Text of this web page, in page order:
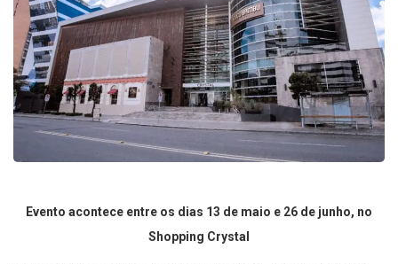
Evento acontece entre os dias 13 de maio e 26 de junho, no
Shopping Crystal